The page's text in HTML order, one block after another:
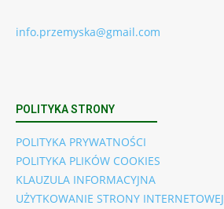
info.przemyska@gmail.com
POLITYKA STRONY
POLITYKA PRYWATNOŚCI
POLITYKA PLIKÓW COOKIES
KLAUZULA INFORMACYJNA
UŻYTKOWANIE STRONY INTERNETOWEJ